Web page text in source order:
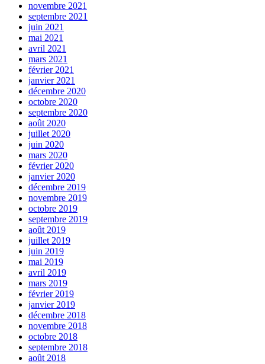
novembre 2021
septembre 2021
juin 2021
mai 2021
avril 2021
mars 2021
février 2021
janvier 2021
décembre 2020
octobre 2020
septembre 2020
août 2020
juillet 2020
juin 2020
mars 2020
février 2020
janvier 2020
décembre 2019
novembre 2019
octobre 2019
septembre 2019
août 2019
juillet 2019
juin 2019
mai 2019
avril 2019
mars 2019
février 2019
janvier 2019
décembre 2018
novembre 2018
octobre 2018
septembre 2018
août 2018